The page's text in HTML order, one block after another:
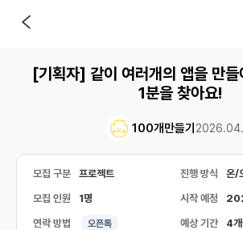
[기획자] 같이 여러개의 앱을 만들
1분을 찾아요!
100개만들기
모집 구분 프로젝트 진행 방식 온/
모집 인원 1명 시작 예정
연락 방법 오픈톡 예상 기간 4개